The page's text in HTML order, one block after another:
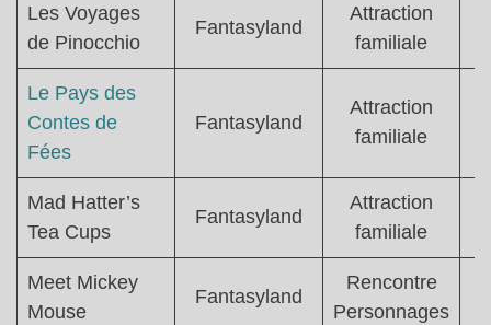
Les Voyages
de Pinocchio
Fantasyland
Attraction
familiale
Le Pays des
Contes de
Fées
Fantasyland
Attraction
familiale
Mad Hatter’s
Tea Cups
Fantasyland
Attraction
familiale
Meet Mickey
Mouse
Fantasyland
Rencontre
Personnages